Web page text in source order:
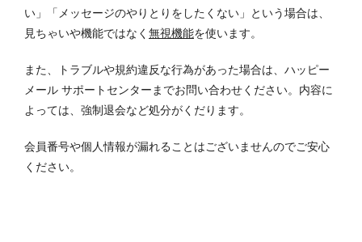
い」「メッセージのやりとりをしたくない」という場合は、
見ちゃいや機能ではなく 無視機能を使います。
また、トラブルや規約違反な行為があった場合は、ハッピー
メール サポートセンターまでお問い合わせください。内容に
よっては、強制退会など処分がくだります。
会員番号や個人情報が漏れることはございませんのでご安心
ください。